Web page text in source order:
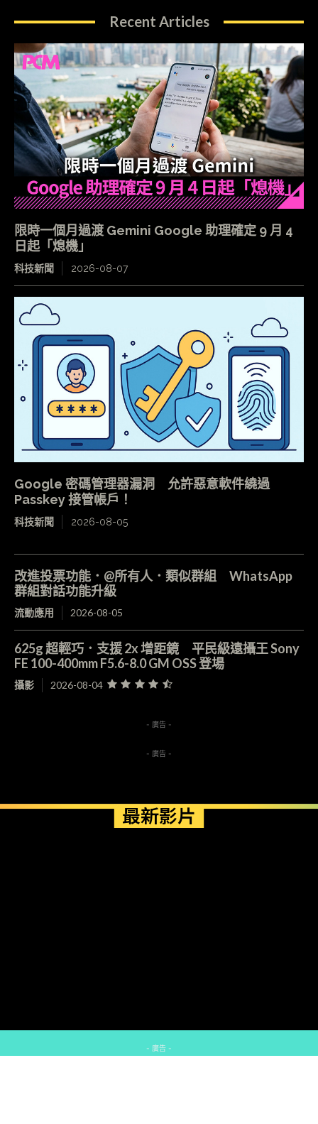
Recent Articles
限時一個月過渡 Gemini Google 助理確定 9 月 4
日起「熄機」
科技新聞 2026-08-07
Google 密碼管理器漏洞 允許惡意軟件繞過
Passkey 接管帳戶！
科技新聞 2026-08-05
改進投票功能．@所有人．類似群組 WhatsApp
群組對話功能升級
流動應用 2026-08-05
625g 超輕巧．支援 2x 增距鏡 平民級遠攝王 Sony
FE 100-400mm F5.6-8.0 GM OSS 登場
攝影 2026-08-04
- 廣告 -
- 廣告 -
最新影片
- 廣告 -